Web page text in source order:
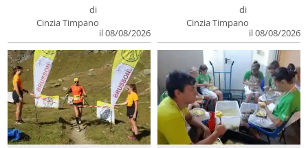
di
Cinzia Timpano
il 08/08/2026
di
Cinzia Timpano
il 08/08/2026